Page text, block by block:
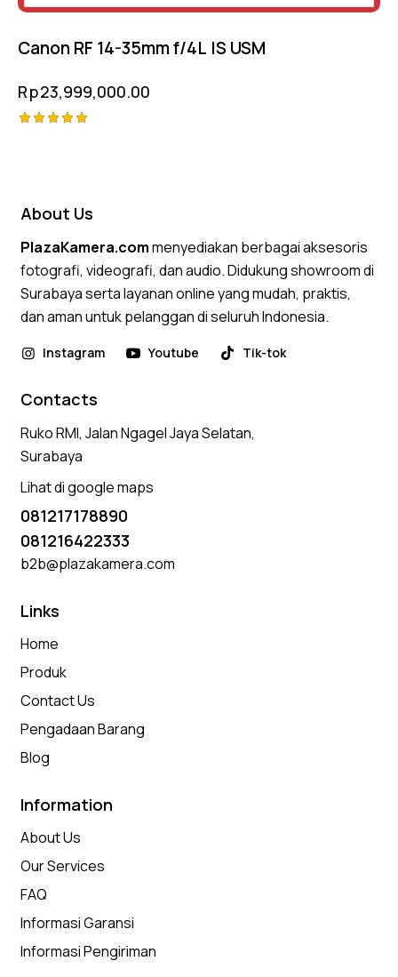
Canon RF 14-35mm f/4L IS USM
Rp23,999,000.00
About Us
PlazaKamera.commenyediakan berbagai aksesoris
fotografi, videografi, dan audio. Didukung showroom di
Surabaya serta layanan online yang mudah, praktis,
dan aman untuk pelanggan di seluruh Indonesia.
Instagram Youtube Tik-tok
Contacts
Ruko RMI, Jalan Ngagel Jaya Selatan,
Surabaya
Lihat di google maps
081217178890
081216422333
b2b@plazakamera.com
Links
Home
Produk
Contact Us
Pengadaan Barang
Blog
Information
About Us
Our Services
FAQ
Informasi Garansi
Informasi Pengiriman